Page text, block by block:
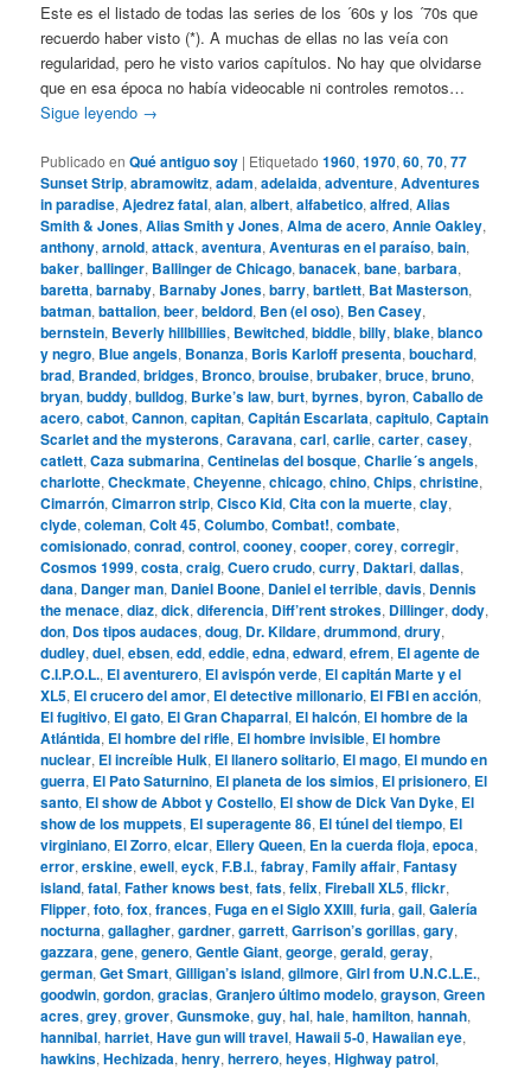
Este es el listado de todas las series de los ´60s y los ´70s que
recuerdo haber visto (*). A muchas de ellas no las veía con
regularidad, pero he visto varios capítulos. No hay que olvidarse
que en esa época no había videocable ni controles remotos…
Sigue leyendo →
Publicado en Qué antiguo soy | Etiquetado 1960,1970,60,70,77
Sunset Strip,abramowitz,adam,adelaida,adventure,Adventures
in paradise,Ajedrez fatal,alan,albert,alfabetico,alfred,Alias
Smith & Jones,Alias Smith y Jones,Alma de acero,Annie Oakley,
anthony,arnold,attack,aventura,Aventuras en el paraíso,bain,
baker,ballinger, Ballinger de Chicago,banacek,bane,barbara,
baretta,barnaby, Barnaby Jones,barry,bartlett, Bat Masterson,
batman,battalion,beer,beldord, Ben (el oso), Ben Casey,
bernstein, Beverly hillbillies, Bewitched,biddle,billy,blake,blanco
y negro, Blue angels, Bonanza, Boris Karloff presenta,bouchard,
brad, Branded,bridges, Bronco,brouise,brubaker,bruce,bruno,
bryan,buddy,bulldog, Burke’s law,burt,byrnes,byron,Caballo de
acero,cabot,Cannon,capitan,Capitán Escarlata,capitulo,Captain
Scarlet and the mysterons,Caravana,carl,carlie,carter,casey,
catlett,Caza submarina,Centinelas del bosque,Charlie´s angels,
charlotte,Checkmate,Cheyenne,chicago,chino,Chips,christine,
Cimarrón,Cimarron strip,Cisco Kid,Cita con la muerte,clay,
clyde,coleman,Colt 45,Columbo,Combat!,combate,
comisionado,conrad,control,cooney,cooper,corey,corregir,
Cosmos 1999,costa,craig,Cuero crudo,curry, Daktari,dallas,
dana, Danger man, Daniel Boone, Daniel el terrible,davis, Dennis
the menace,diaz,dick,diferencia, Diff’rent strokes, Dillinger,dody,
don, Dos tipos audaces,doug, Dr. Kildare,drummond,drury,
dudley,duel,ebsen,edd,eddie,edna,edward,efrem, El agente de
C.I.P.O.L., El aventurero, El avispón verde, El capitán Marte y el
XL5, El crucero del amor, El detective millonario, El FBI en acción,
El fugitivo, El gato, El Gran Chaparral, El halcón, El hombre de la
Atlántida, El hombre del rifle, El hombre invisible, El hombre
nuclear, El increíble Hulk, El llanero solitario, El mago, El mundo en
guerra, El Pato Saturnino, El planeta de los simios, El prisionero, El
santo, El show de Abbot y Costello, El show de Dick Van Dyke, El
show de los muppets, El superagente 86, El túnel del tiempo, El
virginiano, El Zorro,elcar, Ellery Queen, En la cuerda floja,epoca,
error,erskine,ewell,eyck,F.B.I.,fabray,Family affair,Fantasy
island,fatal,Father knows best,fats,felix,Fireball XL5,flickr,
Flipper,foto,fox,frances,Fuga en el Siglo XXIII,furia,gail,Galería
nocturna,gallagher,gardner,garrett,Garrison’s gorillas,gary,
gazzara,gene,genero,Gentle Giant,george,gerald,geray,
german,Get Smart,Gilligan’s island,gilmore,Girl from U.N.C.L.E.,
goodwin,gordon,gracias,Granjero último modelo,grayson,Green
acres,grey,grover,Gunsmoke,guy,hal,hale,hamilton,hannah,
hannibal,harriet,Have gun will travel,Hawaii 5-0,Hawaiian eye,
hawkins,Hechizada,henry,herrero,heyes,Highway patrol,